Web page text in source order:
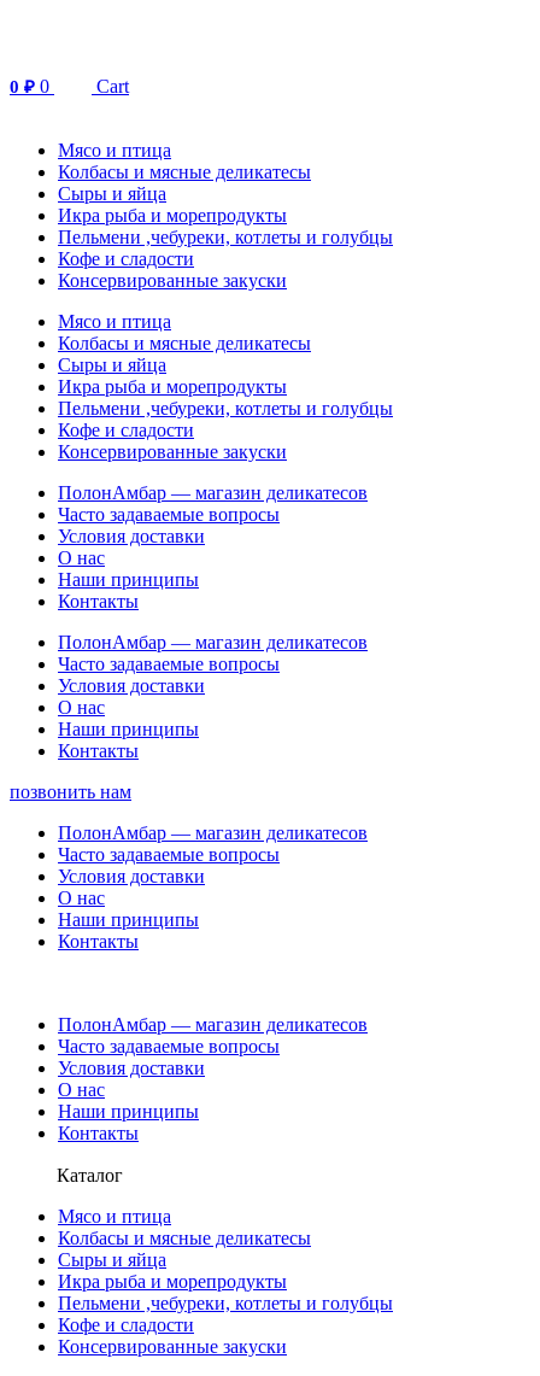
0 ₽ 0 Cart
Мясо и птица
Колбасы и мясные деликатесы
Сыры и яйца
Икра рыба и морепродукты
Пельмени ,чебуреки, котлеты и голубцы
Кофе и сладости
Консервированные закуски
Мясо и птица
Колбасы и мясные деликатесы
Сыры и яйца
Икра рыба и морепродукты
Пельмени ,чебуреки, котлеты и голубцы
Кофе и сладости
Консервированные закуски
ПолонАмбар — магазин деликатесов
Часто задаваемые вопросы
Условия доставки
О нас
Наши принципы
Контакты
ПолонАмбар — магазин деликатесов
Часто задаваемые вопросы
Условия доставки
О нас
Наши принципы
Контакты
позвонить нам
ПолонАмбар — магазин деликатесов
Часто задаваемые вопросы
Условия доставки
О нас
Наши принципы
Контакты
ПолонАмбар — магазин деликатесов
Часто задаваемые вопросы
Условия доставки
О нас
Наши принципы
Контакты
Каталог
Мясо и птица
Колбасы и мясные деликатесы
Сыры и яйца
Икра рыба и морепродукты
Пельмени ,чебуреки, котлеты и голубцы
Кофе и сладости
Консервированные закуски